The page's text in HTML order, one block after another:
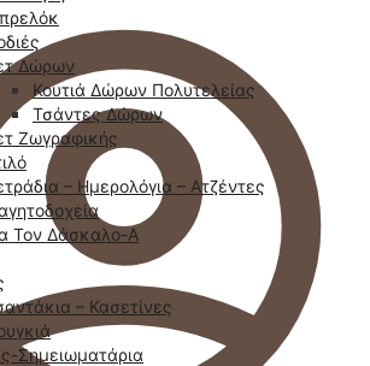
Δώρων
Κουτιά Δώρων Πολυτελείας
Τσάντες Δώρων
Ζωγραφικής
– Ημερολόγια – Ατζέντες
Τον Δάσκαλο-Α
– Κασετίνες
Σημειωματάρια